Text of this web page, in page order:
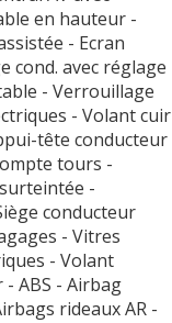
en hauteur -
- Ecran
cond. avec réglage
- Verrouillage
- Volant cuir
tête conducteur
tours -
-
conducteur
- Vitres
- Volant
ABS - Airbag
rideaux AR -